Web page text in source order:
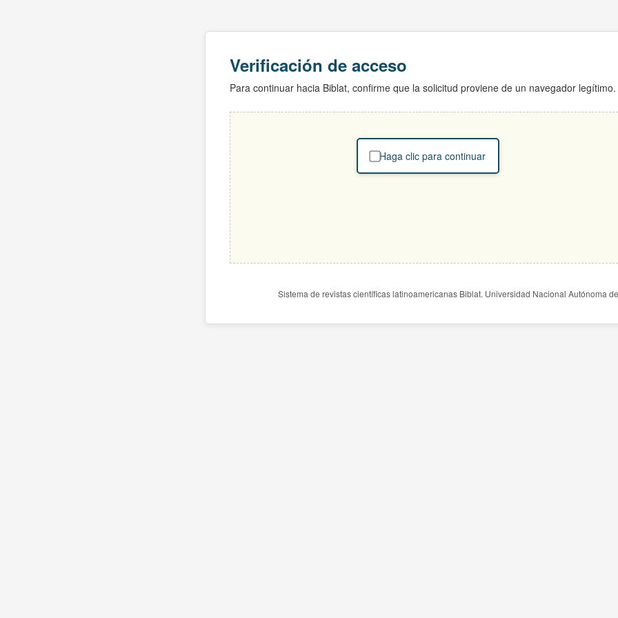
Verificación de acceso
Para continuar hacia Biblat, confirme que la solicitud proviene de un navegador legítimo.
Haga clic para continuar
Sistema de revistas científicas latinoamericanas Biblat. Universidad Nacional Autónoma